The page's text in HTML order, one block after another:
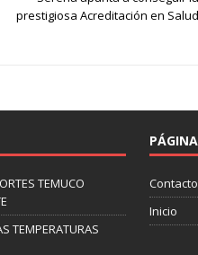
prestigiosa Acreditación en Salud
TEMUCO
TEMPERATURAS
Contacto
Inicio